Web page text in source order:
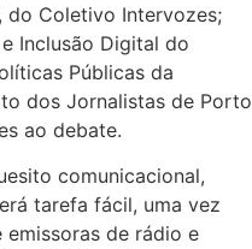
do Coletivo Intervozes;
Inclusão Digital do
Públicas da
dos Jornalistas de Porto
ao debate.
comunicacional,
tarefa fácil, uma vez
de rádio e